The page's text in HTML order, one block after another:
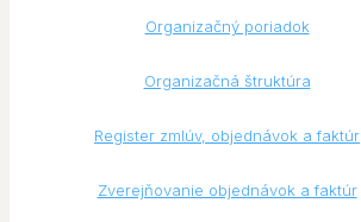
Organizačný poriadok
Organizačná štruktúra
Register zmlúv, objednávok a faktúr
Zverejňovanie objednávok a faktúr